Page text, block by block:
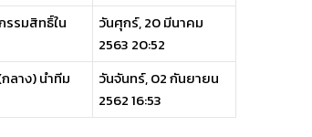
รรมสิทธิ์ใน
วันศุกร์, 20 มีนาคม
2563 20:52
ลาง) นำทีม
วันจันทร์, 02 กันยายน
2562 16:53